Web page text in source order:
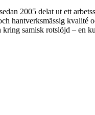
2005 delat ut ett
hantverksmässig
samisk rotslöjd – en